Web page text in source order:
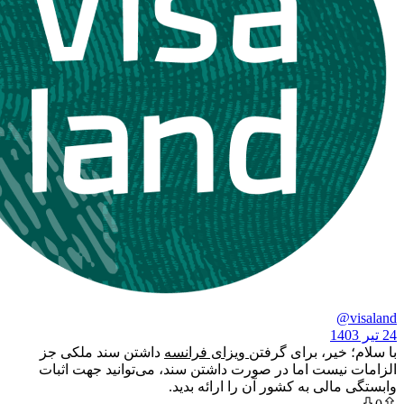
برای گرفتنویزای فرانسه داشتن سند ملکی جز
اما در صورت داشتن سند، می‌توانید جهت اثبات
به کشور آن را ارائه بدید.